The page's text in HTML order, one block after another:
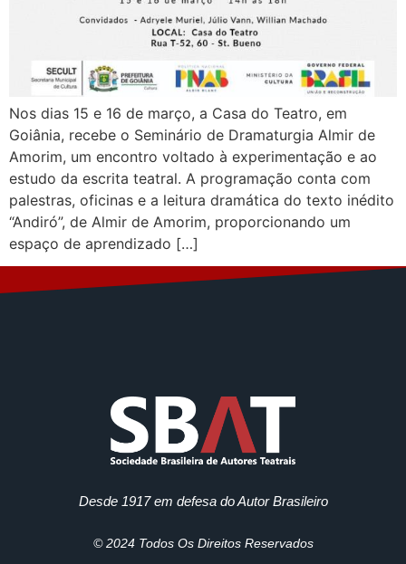
Nos dias 15 e 16 de março, a Casa do Teatro, em
Goiânia, recebe o Seminário de Dramaturgia Almir de
Amorim, um encontro voltado à experimentação e ao
estudo da escrita teatral. A programação conta com
palestras, oficinas e a leitura dramática do texto inédito
“Andiró”, de Almir de Amorim, proporcionando um
espaço de aprendizado […]
Desde 1917 em defesa do Autor Brasileiro
© 2024 Todos Os Direitos Reservados